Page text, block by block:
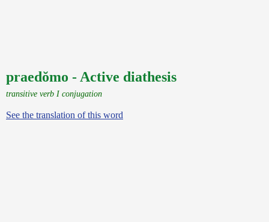
praedŏmo - Active diathesis
transitive verb I conjugation
See the translation of this word